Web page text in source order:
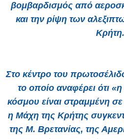
βομβαρδισμός από
και την ρίψη των
Κρήτη.
Στο κέντρο του
το οποίο αναφέρει ότι
κόσμου είναι στραμμένη
η Μάχη της Κρήτης
της Μ. Βρετανίας, της